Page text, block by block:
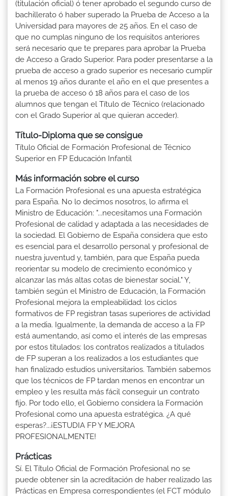
(titulación oficial) ó tener aprobado el segundo curso de
bachillerato ó haber superado la Prueba de Acceso a la
Universidad para mayores de 25 años. En el caso de
que no cumplas ninguno de los requisitos anteriores
será necesario que te prepares para aprobar la Prueba
de Acceso a Grado Superior. Para poder presentarse a la
prueba de acceso a grado superior es necesario cumplir
al menos 19 años durante el año en el que presentes a
la prueba de acceso ó 18 años para el caso de los
alumnos que tengan el Título de Técnico (relacionado
con el Grado Superior al que quieran acceder).
Título-Diploma que se consigue
Título Oficial de Formación Profesional de Técnico
Superior en FP Educación Infantil
Más información sobre el curso
La Formación Profesional es una apuesta estratégica
para España. No lo decimos nosotros, lo afirma el
Ministro de Educación: "...necesitamos una Formación
Profesional de calidad y adaptada a las necesidades de
la sociedad. El Gobierno de España considera que esto
es esencial para el desarrollo personal y profesional de
nuestra juventud y, también, para que España pueda
reorientar su modelo de crecimiento económico y
alcanzar las más altas cotas de bienestar social." Y,
también según el Ministro de Educación, la Formación
Profesional mejora la empleabilidad: los ciclos
formativos de FP registran tasas superiores de actividad
a la media. Igualmente, la demanda de acceso a la FP
está aumentando, así como el interés de las empresas
por estos titulados: los contratos realizados a titulados
de FP superan a los realizados a los estudiantes que
han finalizado estudios universitarios. También sabemos
que los técnicos de FP tardan menos en encontrar un
empleo y les resulta más fácil conseguir un contrato
fijo. Por todo ello, el Gobierno considera la Formación
Profesional como una apuesta estratégica. ¿A qué
esperas?...¡ESTUDIA FP Y MEJORA
PROFESIONALMENTE!
Prácticas
Sí. El Título Oficial de Formación Profesional no se
puede obtener sin la acreditación de haber realizado las
Prácticas en Empresa correspondientes (el FCT módulo